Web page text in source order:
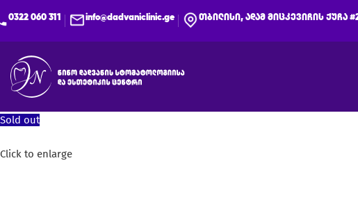
0322 060 311 info@dadvaniclinic.ge თბილისი, ადამ მიცკევიჩის ქუჩა
Sold out
Click to enlarge